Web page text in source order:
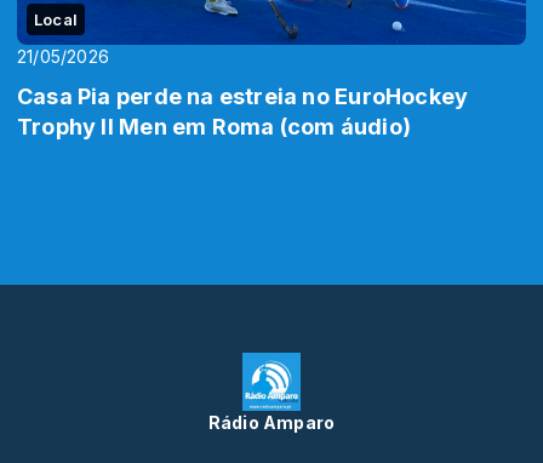
Local
21/05/2026
Casa Pia perde na estreia no EuroHockey
Trophy II Men em Roma (com áudio)
Rádio Amparo